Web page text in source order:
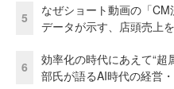
5
なぜショート動画の「
データが示す、店頭売上
6
効率化の時代にあえて“
部氏が語るAI時代の経営